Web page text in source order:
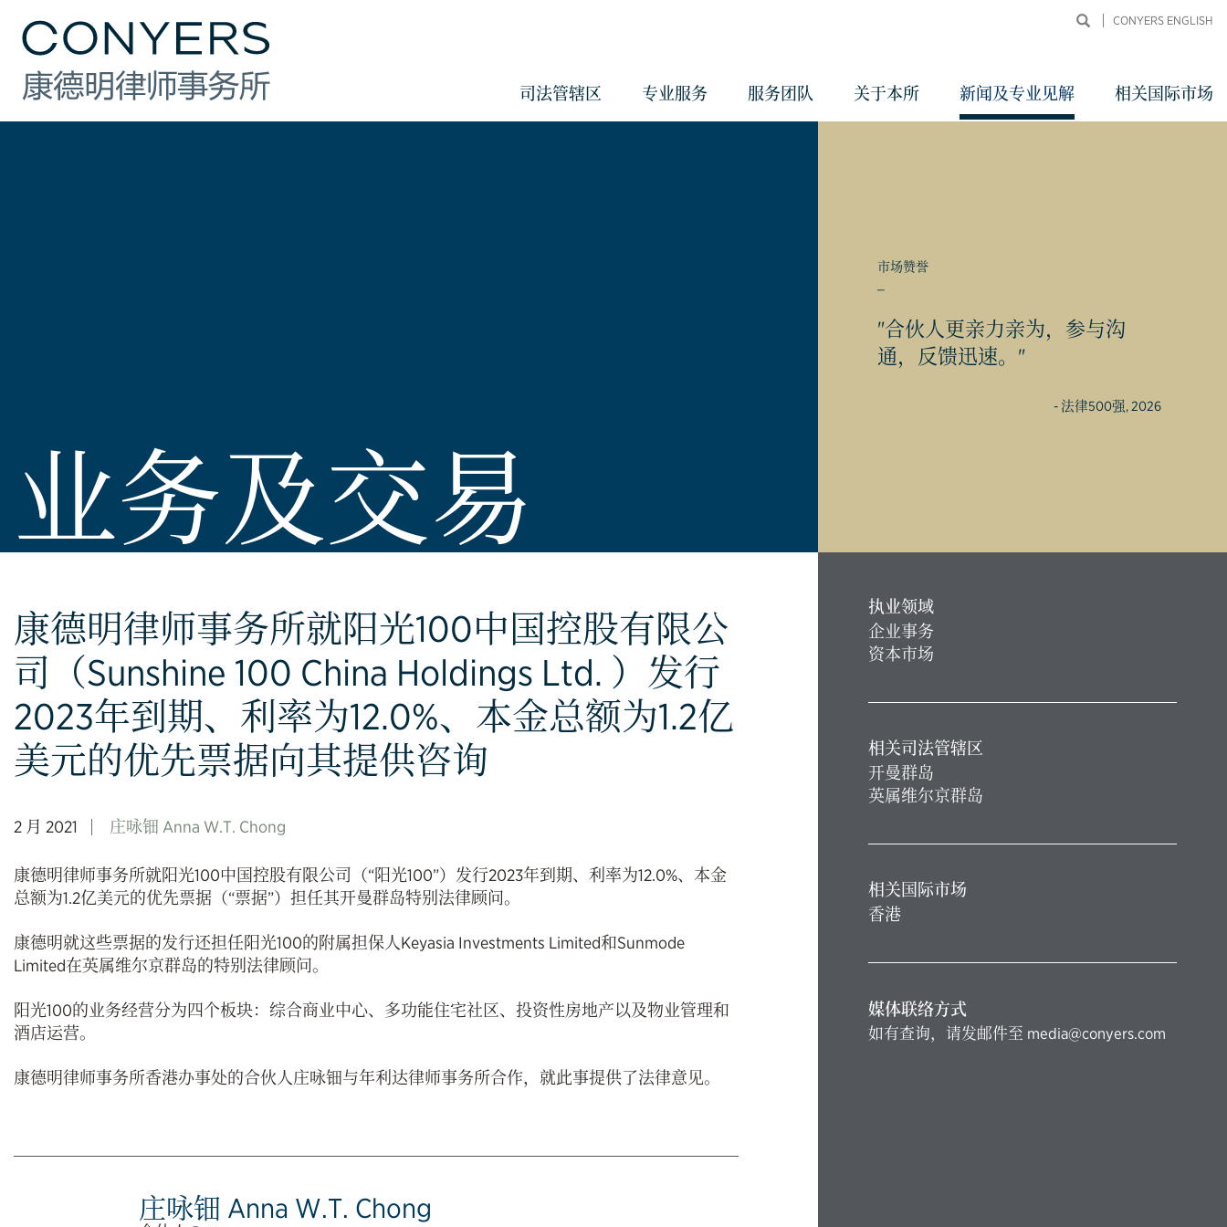
CONYERS ENGLISH
司法管辖区 专业服务 服务团队 关于本所 新闻及专业见解 相关国际市场
业务及交易
康德明律师事务所就阳光100中国控股有限公
司（Sunshine 100 China Holdings Ltd. ）发行
2023年到期、利率为12.0%、本金总额为1.2亿
美元的优先票据向其提供咨询
2 月 2021 庄咏钿 Anna W.T. Chong
康德明律师事务所就阳光100中国控股有限公司（“阳光100”）发行2023年到期、利率为12.0%、本金
总额为1.2亿美元的优先票据（“票据”）担任其开曼群岛特别法律顾问。
康德明就这些票据的发行还担任阳光100的附属担保人Keyasia Investments Limited和Sunmode
Limited在英属维尔京群岛的特别法律顾问。
阳光100的业务经营分为四个板块：综合商业中心、多功能住宅社区、投资性房地产以及物业管理和
酒店运营。
康德明律师事务所香港办事处的合伙人庄咏钿与年利达律师事务所合作，就此事提供了法律意见。
庄咏钿 Anna W.T. Chong
市场赞誉
"合伙人更亲力亲为，参与沟
通，反馈迅速。"
- 法律500强, 2026
执业领域
企业事务
资本市场
相关司法管辖区
开曼群岛
英属维尔京群岛
相关国际市场
香港
媒体联络方式
如有查询，请发邮件至 media@conyers.com